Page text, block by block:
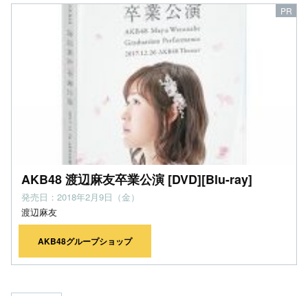
AKB48 渡辺麻友卒業公演 [DVD][Blu-ray]
発売日：2018年2月9日（金）
渡辺麻友
AKB48グループショップ